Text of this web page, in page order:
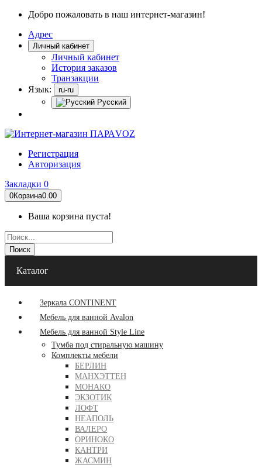
Добро пожаловать в наш интернет-магазин!
Адрес
Личный кабинет
Личный кабинет
История заказов
Транзакции
Язык:
ru-ru
Русский
Регистрация
Авторизация
Закладки 0
0Корзина0.00
Ваша корзина пуста!
Поиск
Каталог
Зеркала CONTINENT
Мебель для ванной Avalon
Мебель для ванной Style Line
Тумба под стиральную машину
Комплекты мебели
БЕРЛИН
МАНХЭТТЕН
МОНАКО
ЭКЗОТИК
ЛОФТ
НЕАПОЛЬ
ВАЛЕРО
ОРИНОКО
КАНТРИ
ЖАСМИН